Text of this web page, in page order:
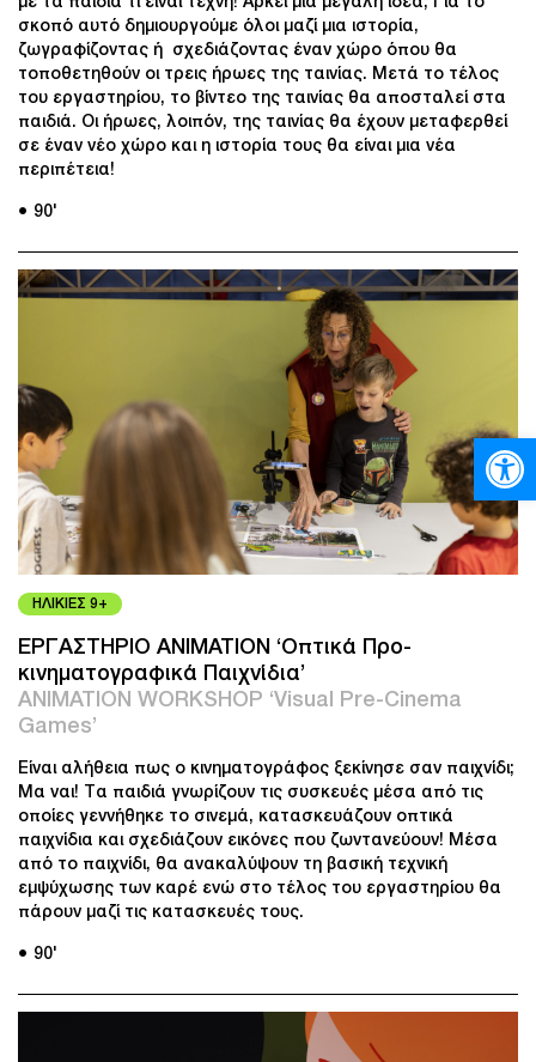
σκοπό αυτό δημιουργούμε όλοι μαζί μια ιστορία,
ζωγραφίζοντας ή σχεδιάζοντας έναν χώρο όπου θα
τοποθετηθούν οι τρεις ήρωες της ταινίας. Μετά το τέλος
του εργαστηρίου, το βίντεο της ταινίας θα αποσταλεί στα
παιδιά. Οι ήρωες, λοιπόν, της ταινίας θα έχουν μεταφερθεί
σε έναν νέο χώρο και η ιστορία τους θα είναι μια νέα
περιπέτεια!
● 90'
ΗΛΙΚΙΕΣ 9+
ΕΡΓΑΣΤΗΡΙΟ ANIMATION ‘Οπτικά Προ-
κινηματογραφικά Παιχνίδια’
ANIMATION WORKSHOP ‘Visual Pre-Cinema
Games’
Είναι αλήθεια πως ο κινηματογράφος ξεκίνησε σαν παιχνίδι;
Μα ναι! Τα παιδιά γνωρίζουν τις συσκευές μέσα από τις
οποίες γεννήθηκε το σινεμά, κατασκευάζουν οπτικά
παιχνίδια και σχεδιάζουν εικόνες που ζωντανεύουν! Μέσα
από το παιχνίδι, θα ανακαλύψουν τη βασική τεχνική
εμψύχωσης των καρέ ενώ στο τέλος του εργαστηρίου θα
πάρουν μαζί τις κατασκευές τους.
● 90'